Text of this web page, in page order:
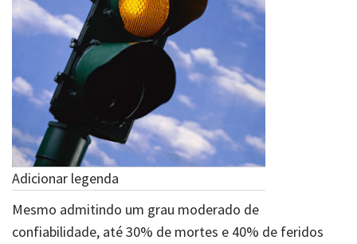
Adicionar legenda
Mesmo admitindo um grau moderado de
confiabilidade, até 30% de mortes e 40% de feridos